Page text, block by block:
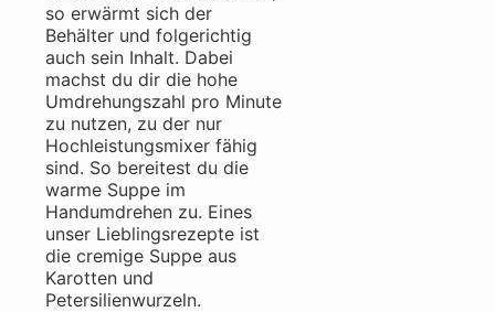
so erwärmt sich der
Behälter und folgerichtig
auch sein Inhalt. Dabei
machst du dir die hohe
Umdrehungszahl pro Minute
zu nutzen, zu der nur
Hochleistungsmixer fähig
sind. So bereitest du die
warme Suppe im
Handumdrehen zu. Eines
unser Lieblingsrezepte ist
die cremige Suppe aus
Karotten und
Petersilienwurzeln.